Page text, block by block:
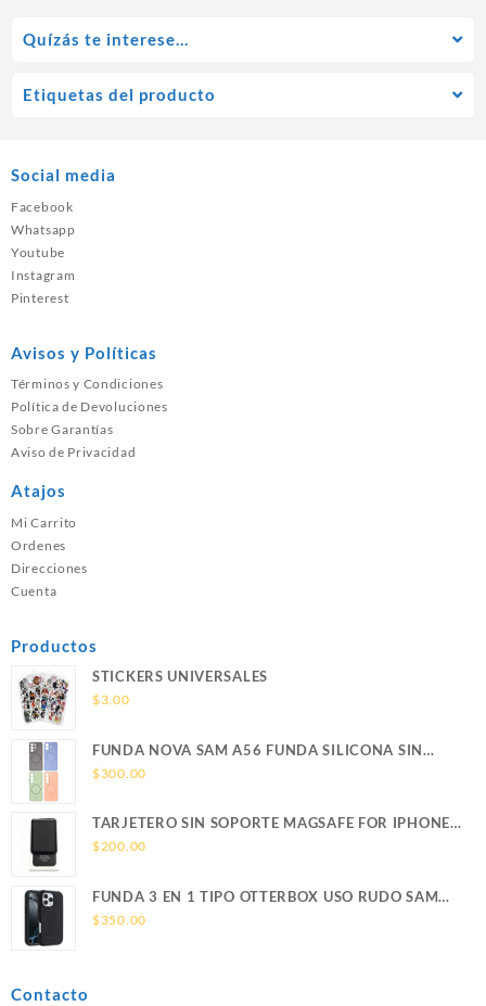
Quízás te interese…
Etiquetas del producto
Social media
Facebook
Whatsapp
Youtube
Instagram
Pinterest
Avisos y Políticas
Términos y Condiciones
Política de Devoluciones
Sobre Garantías
Aviso de Privacidad
Atajos
Mi Carrito
Ordenes
Direcciones
Cuenta
Productos
STICKERS UNIVERSALES
$3.00
FUNDA NOVA SAM A56 FUNDA SILICONA SIN
SOPORTE MAGNETICO SAMSUNG
$300.00
TARJETERO SIN SOPORTE MAGSAFE FOR IPHONE
LEATHER WALLET MAGSAFE
$200.00
FUNDA 3 EN 1 TIPO OTTERBOX USO RUDO SAM
S26 ULTRA SAMSUNG S26 ULTRA
$350.00
Contacto